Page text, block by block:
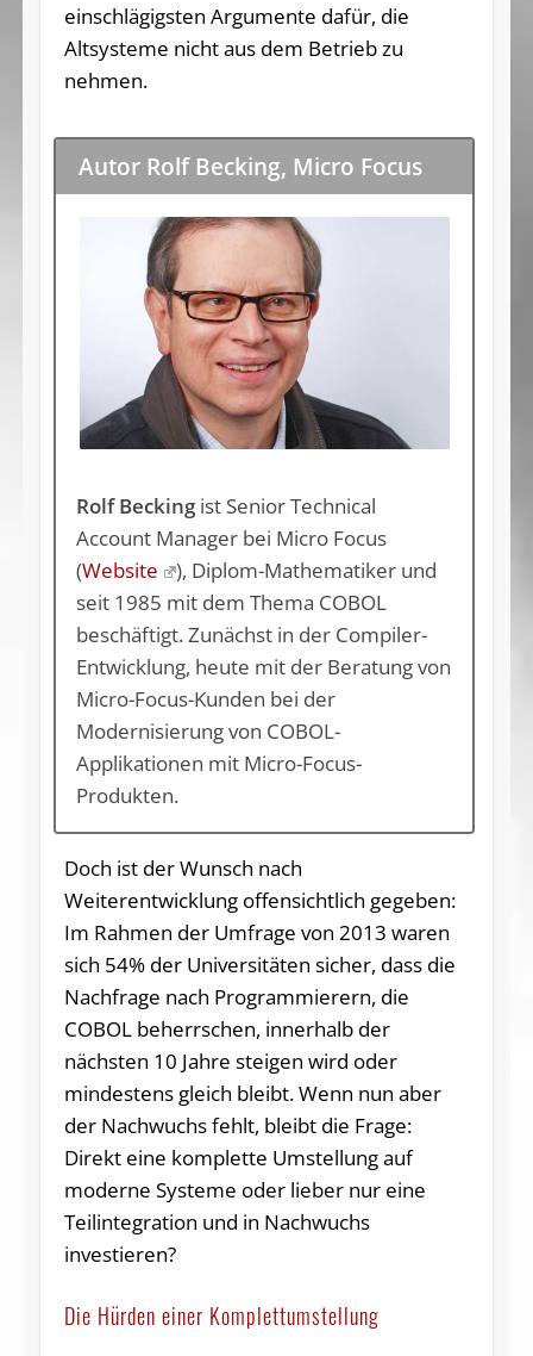
einschlägigsten Argumente dafür, die
Altsysteme nicht aus dem Betrieb zu
nehmen.
Autor Rolf Becking, Micro Focus
Rolf Beckingist Senior Technical
Account Manager bei Micro Focus
(Website
), Diplom-Mathematiker und
seit 1985 mit dem Thema COBOL
beschäftigt. Zunächst in der Compiler-
Entwicklung, heute mit der Beratung von
Micro-Focus-Kunden bei der
Modernisierung von COBOL-
Applikationen mit Micro-Focus-
Produkten.
Doch ist der Wunsch nach
Weiterentwicklung offensichtlich gegeben:
Im Rahmen der Umfrage von 2013 waren
sich 54% der Universitäten sicher, dass die
Nachfrage nach Programmierern, die
COBOL beherrschen, innerhalb der
nächsten 10 Jahre steigen wird oder
mindestens gleich bleibt. Wenn nun aber
der Nachwuchs fehlt, bleibt die Frage:
Direkt eine komplette Umstellung auf
moderne Systeme oder lieber nur eine
Teilintegration und in Nachwuchs
investieren?
Die Hürden einer Komplettumstellung